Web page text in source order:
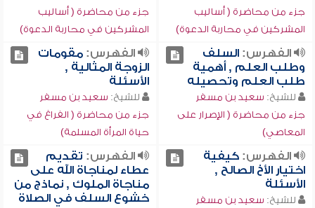
جزء من محاضرة ( أساليب
المشركين في محاربة الدعوة)
جزء من محاضرة ( أساليب
المشركين في محاربة الدعوة)
الفهرس:السلف
وطلب العلم , أهمية
طلب العلم وتحصيله
للشيخ: سعيد بن مسفر
جزء من محاضرة ( الإصرار على
المعاصي)
الفهرس:مقومات
الزوجة المثالية ,
الأسئلة
للشيخ: سعيد بن مسفر
جزء من محاضرة ( الفراغ في
حياة المرأة المسلمة)
الفهرس:كيفية
اختيار الأخ الصالح ,
الأسئلة
للشيخ: سعيد بن مسفر
الفهرس: تقديم
عطاء لمناجاة الله على
مناجاة الملوك , نماذج من
خشوع السلف في الصلاة